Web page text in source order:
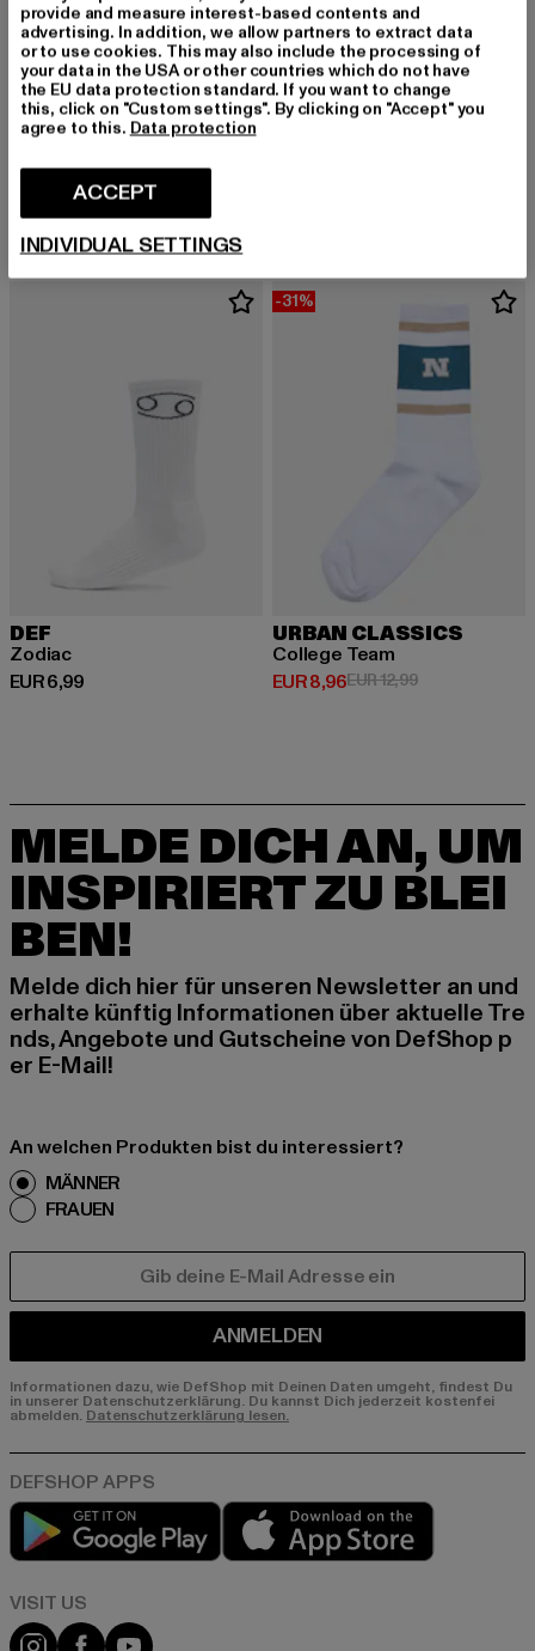
DANCE
EUR 14,99
Derzeitiger Preis: EUR 14,99
DEF
Zodiac
EUR 6,99
Derzeitiger Preis: EUR 6,99
-31%
URBAN CLASSICS
College Team
EUR 8,96
Derzeitiger Preis: EUR 8,96
EUR 12,99Aktionspreis:
MELDE DICH AN, UM
INSPIRIERT ZU BLEI
BEN!
Melde dich hier für unseren Newsletter an und
erhalte künftig Informationen über aktuelle Tre
nds, Angebote und Gutscheine von DefShop p
er E-Mail!
An welchen Produkten bist du interessiert?
MÄNNER
FRAUEN
ANMELDEN
Informationen dazu, wie DefShop mit Deinen Daten umgeht, findest Du
in unserer Datenschutzerklärung. Du kannst Dich jederzeit kostenfei
abmelden. Datenschutzerklärung lesen.
Play market
Visit our Instagram page:
Visit our Facebook page:
Visit our YouTube channel:
provide and measure interest-based contents and
advertising. In addition, we allow partners to extract data
or to use cookies. This may also include the processing of
your data in the USA or other countries which do not have
the EU data protection standard. If you want to change
this, click on "Custom settings". By clicking on "Accept" you
agree to this. Data protection
ACCEPT
INDIVIDUAL SETTINGS